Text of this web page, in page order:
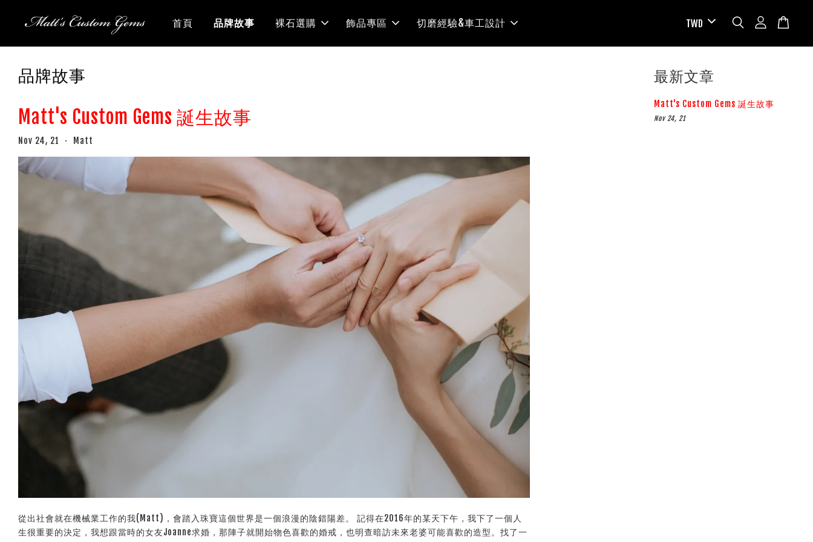
首頁 品牌故事 裸石選購 飾品專區 切磨經驗&車工設計
品牌故事
Matt's Custom Gems 誕生故事
Nov 24, 21 • Matt
從出社會就在機械業工作的我(Matt)，會踏入珠寶這個世界是一個浪漫的陰錯陽差。 記得在2016年的某天下午，我下了一個人
生很重要的決定，我想跟當時的女友Joanne求婚，那陣子就開始物色喜歡的婚戒，也明查暗訪未來老婆可能喜歡的造型。找了一
最新文章
Matt's Custom Gems 誕生故事
Nov 24, 21